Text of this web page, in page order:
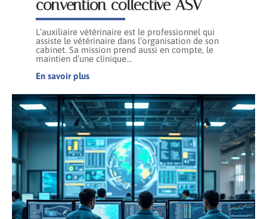
convention collective ASV
L’auxiliaire vétérinaire est le professionnel qui
assiste le vétérinaire dans l’organisation de son
cabinet. Sa mission prend aussi en compte, le
maintien d’une clinique…
En savoir plus